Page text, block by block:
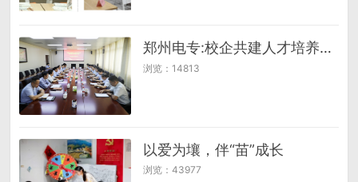
郑州电专:校企共建人才培养新平台
浏览：14813
以爱为壤，伴“苗”成长
浏览：43977